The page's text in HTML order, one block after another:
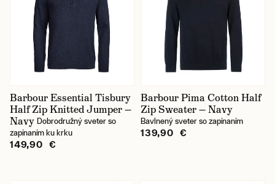
Barbour Essential Tisbury
Half Zip Knitted Jumper —
Navy Dobrodružný sveter so
zapínaním ku krku
149,90 €
Barbour Pima Cotton Half
Zip Sweater — Navy
Bavlnený sveter so zapínaním
139,90 €